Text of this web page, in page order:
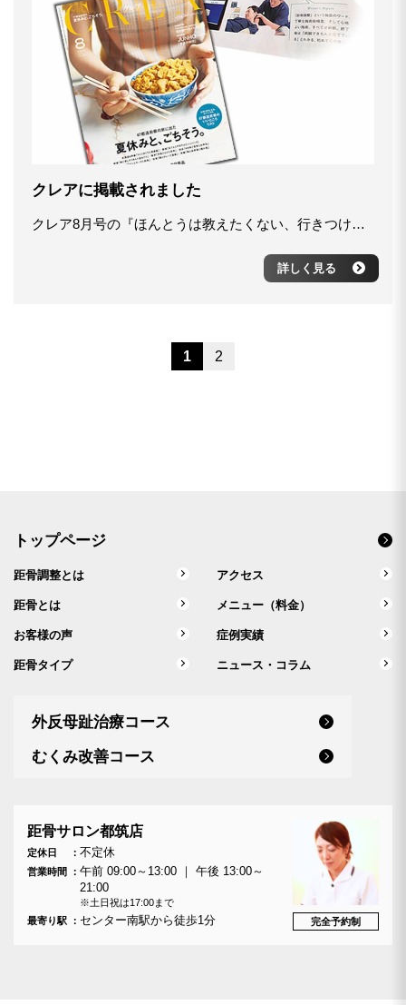
クレアに掲載されました
クレア8月号の『ほんとうは教えたくない、行きつけにしたい姿勢矯正サロン』に掲載されました。
詳しく見る
1 2
トップページ
距骨調整とは アクセス
距骨とは メニュー（料金）
お客様の声 症例実績
距骨タイプ ニュース・コラム
外反母趾治療コース
むくみ改善コース
距骨サロン都筑店
定休日 不定休
営業時間
午前 09:00～13:00 ｜ 午後 13:00～
21:00
※土日祝は17:00まで
最寄り駅
センター南駅から徒歩1分 完全予約制